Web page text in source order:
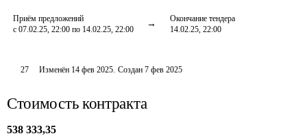
Приём предложений
с 07.02.25, 22:00 по 14.02.25, 22:00
Окончание тендера
14.02.25, 22:00
27 Изменён 14 фев 2025. Создан 7 фев 2025
Стоимость контракта
538 333,35